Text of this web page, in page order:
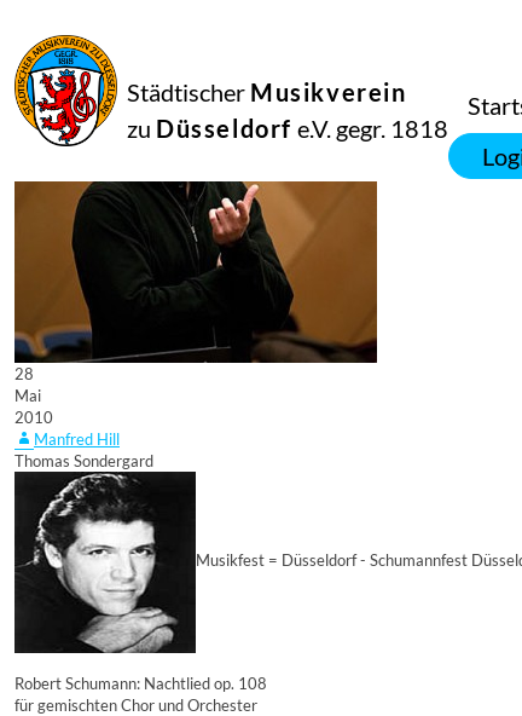
Städtischer Musikverein
zu Düsseldorf e.V. gegr. 1818
28
Mai
2010
Manfred Hill
Thomas Sondergard
Musikfest = Düsseldorf - Schumannfest
Robert Schumann: Nachtlied op. 108
für gemischten Chor und Orchester